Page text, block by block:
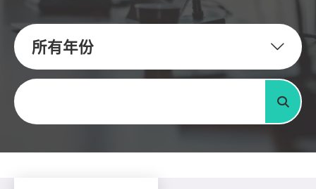
所有年份
關鍵字
搜尋